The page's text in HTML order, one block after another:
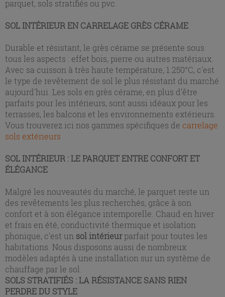
parquet, sols stratifiés ou pvc.
SOL INTÉRIEUR EN CARRELAGE GRÈS CÉRAME
Durable et résistant, le grès cérame se présente sous
tous les aspects : effet bois, pierre ou autres matériaux.
Avec sa cuisson à très haute température, 1.250°C, c'est
le type de revêtement de sol le plus résistant du marché
aujourd'hui. Les sols en grès cérame, en plus d’être
parfaits pour les intérieurs, sont aussi idéaux pour les
terrasses, les balcons et les environnements extérieurs.
Vous trouverez ici nos gammes spécifiques de carrelage
sols extérieurs
SOL INTÉRIEUR : LE PARQUET ENTRE CONFORT ET
ÉLÉGANCE
Malgré les nouveautés du marché, le parquet reste un
des revêtements les plus recherchés, grâce à son
confort et à son élégance intemporelle. Chaud en hiver
et frais en été, conductivité thermique et isolation
phonique, c'est un sol intérieurparfait pour toutes les
habitations. Nous disposons aussi de nombreux
modèles adaptés à une installation sur un système de
chauffage par le sol.
SOLS STRATIFIÉS : LA RÉSISTANCE SANS RIEN
PERDRE DU STYLE